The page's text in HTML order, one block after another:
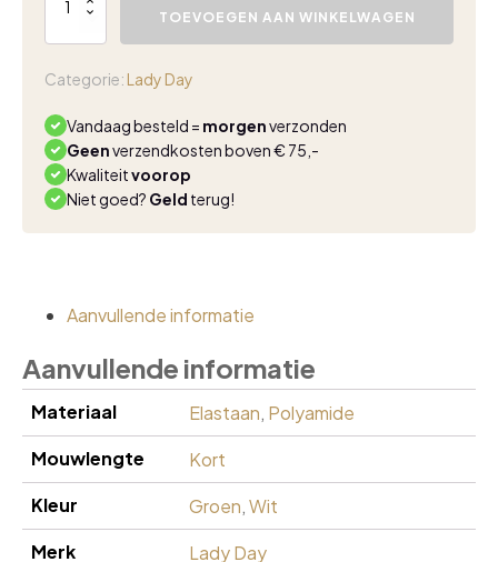
Day
top
atlantis
aantal
TOEVOEGEN AAN WINKELWAGEN
Categorie: Lady Day
Vandaag besteld = morgenverzonden
Geenverzendkosten boven € 75,-
Kwaliteitvoorop
Niet goed? Geld terug!
Aanvullende informatie
Aanvullende informatie
Materiaal Elastaan, Polyamide
Mouwlengte
Kort
Kleur
Groen,Wit
Merk
Lady Day